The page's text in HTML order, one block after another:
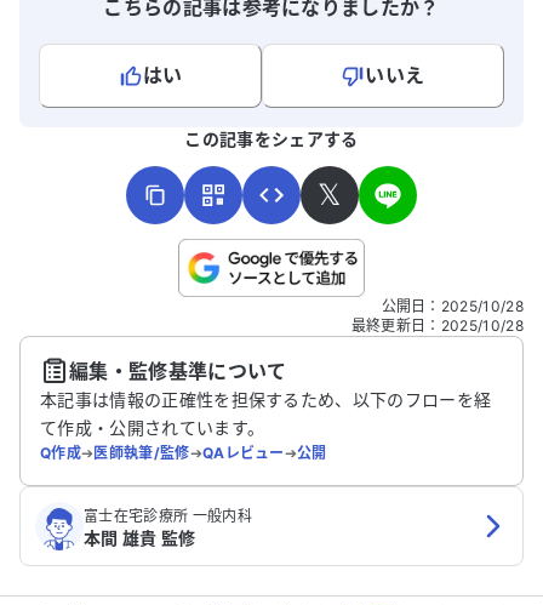
こちらの記事は参考になりましたか？
はい
いいえ
こちらは送信専用のフォームです。氏名やご自身の病気の詳細な
送信する
この記事をシェアする
𝕏
公開日 ： 2025/10/28
最終更新日 ： 2025/10/28
編集・監修基準について
本記事は情報の正確性を担保するため、以下のフローを経
て作成・公開されています。
Q作成➔医師執筆/監修➔QAレビュー➔公開
富士在宅診療所 一般内科
本間 雄貴 監修